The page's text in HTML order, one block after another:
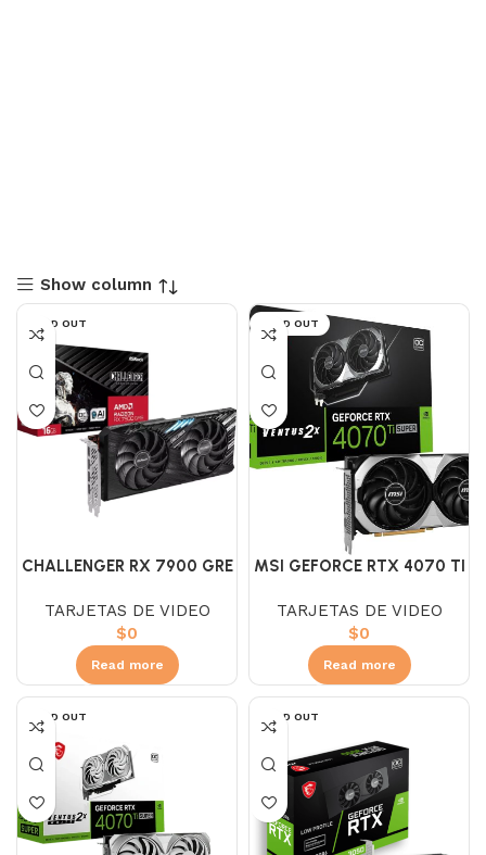
Show column
SOLD OUT
CHALLENGER RX 7900 GRE
TARJETAS DE VIDEO
$0
Read more
SOLD OUT
MSI GEFORCE RTX 4070 TI
GDDR6X NVIDIA NEGRA
TARJETAS DE VIDEO
$0
Read more
SOLD OUT SOLD OUT